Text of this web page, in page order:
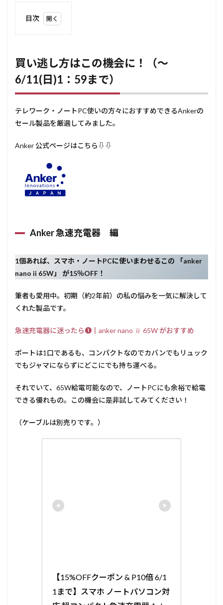
目次
（～
6/11(日)1：
59まで）
1.1
急速
充電
器
Anker
モバ
イル
バッ
USB-
ル
編
後にここ
最近のベ
ストバイ
で改め
買い逃し方はこの機会に！（～
6/11(日)1：59まで）
テレワーク・ノートPC使いの方々におすすめできるAnkerの
セール製品を厳選してみました。
Anker 公式ページはこちら⇩⇩
Anker 急速充電器 編
1個あれば、スマホ・ノートPCに使いまわせるこの 「anker
nano ii 65W」 が15％OFF！
筆者も愛用中。初期（約2年前）の私の悩みを一気に解決して
くれた製品です。
急速充電器に迷ったら❶║anker nano ⅱ 65W がおすすめ
ポートは1口であるも、コンパクトなのでカバンでもリュック
でもジャマにならずにどこにでも持ち運べる。
それでいて、65W給電可能なので、ノートPCにも余裕で給電
できる優れもの。この機会に是非試してみてください！
（ケーブルは別売りです。）
【15%OFFクーポン & P10倍 6/1
1まで】スマホ ノートパソコン対